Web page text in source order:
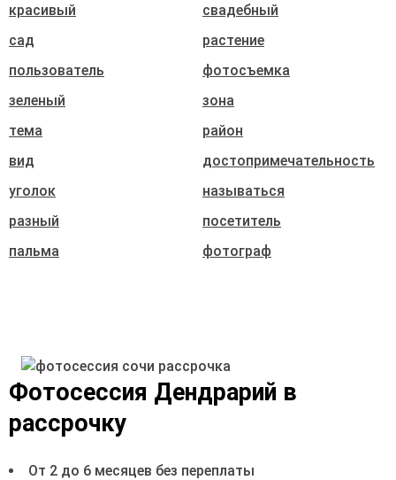
красивый
свадебный
сад
растение
пользователь
фотосъемка
зеленый
зона
тема
район
вид
достопримечательность
уголок
называться
разный
посетитель
пальма
фотограф
участок
аллея
добираться
новый
купить
южный
Фотосессия Дендрарий в
рассрочку
От 2 до 6 месяцев без переплаты